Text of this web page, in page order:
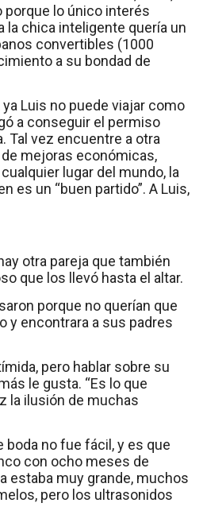
porque lo único interés
la chica inteligente quería un
convertibles (1000
a su bondad de
Luis no puede viajar como
a conseguir el permiso
Tal vez encuentre a otra
mejoras económicas,
lugar del mundo, la
es un “buen partido”. A Luis,
otra pareja que también
que los llevó hasta el altar.
porque no querían que
y encontrara a sus padres
pero hablar sobre su
le gusta. “Es lo que
la ilusión de muchas
boda no fue fácil, y es que
con ocho meses de
estaba muy grande, muchos
pero los ultrasonidos